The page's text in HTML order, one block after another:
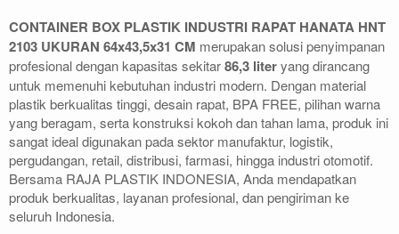
CONTAINER BOX PLASTIK INDUSTRI RAPAT HANATA HNT
2103 UKURAN 64x43,5x31 CM merupakan solusi penyimpanan
profesional dengan kapasitas sekitar86,3 literyang dirancang
untuk memenuhi kebutuhan industri modern. Dengan material
plastik berkualitas tinggi, desain rapat, BPA FREE, pilihan warna
yang beragam, serta konstruksi kokoh dan tahan lama, produk ini
sangat ideal digunakan pada sektor manufaktur, logistik,
pergudangan, retail, distribusi, farmasi, hingga industri otomotif.
Bersama RAJA PLASTIK INDONESIA, Anda mendapatkan
produk berkualitas, layanan profesional, dan pengiriman ke
seluruh Indonesia.